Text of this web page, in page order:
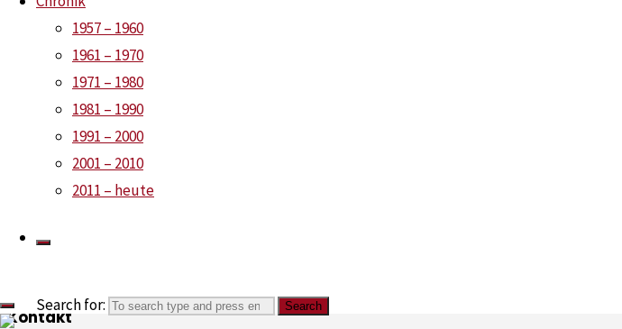
1957 – 1960
1961 – 1970
1971 – 1980
1981 – 1990
1991 – 2000
2001 – 2010
2011 – heute
Search for: Search
Saisoneröffnungsradtour
25. August 2024
Zweit- und Drittligisten setzen ein Zeichen
Kontakt